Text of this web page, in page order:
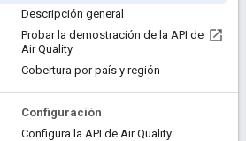
Descripción general
Probar la demostración de la API de
Air Quality
Cobertura por país y región
Configuración
Configura la API de Air Quality